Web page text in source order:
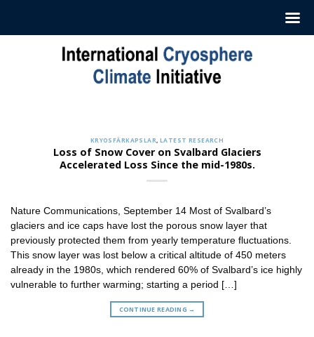
jul. 12, 2022
ICCI releases weekly summaries describing the latest
findings in cryosphere research and news. These
CONTINUE READING →
KRYOSFÄRKAPSLAR, LATEST RESEARCH
Loss of Snow Cover on Svalbard Glaciers
Accelerated Loss Since the mid-1980s.
Nature Communications, September 14 Most of Svalbard’s
glaciers and ice caps have lost the porous snow layer that
previously protected them from yearly temperature fluctuations.
This snow layer was lost below a critical altitude of 450 meters
already in the 1980s, which rendered 60% of Svalbard’s ice highly
vulnerable to further warming; starting a period […]
CONTINUE READING →